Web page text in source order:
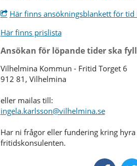
Här finns ansökningsblankett för tid
Här finns prislista
Ansökan för löpande tider ska
Vilhelmina Kommun - Fritid Torget 6
912 81, Vilhelmina
eller mailas till:
ingela.karlsson@vilhelmina.se
Har ni frågor eller fundering kring
fritidskonsulenten.